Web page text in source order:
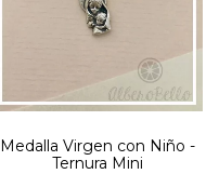
Medalla Virgen con Niño -
Ternura Mini